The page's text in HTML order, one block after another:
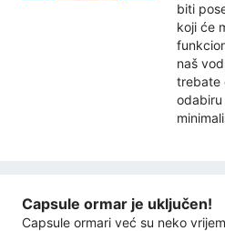
biti
koji će
naš
trebate
odabiru
Capsule ormar je uključen!
Capsule ormari već su neko